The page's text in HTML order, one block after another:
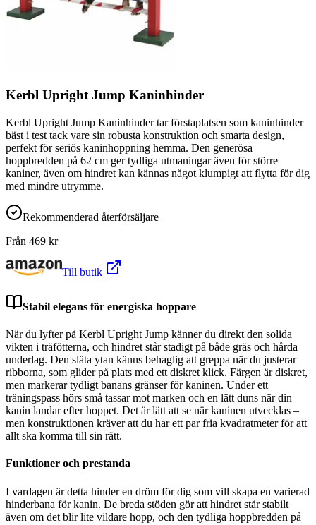
Kerbl Upright Jump Kaninhinder
Kerbl Upright Jump Kaninhinder tar förstaplatsen som kaninhinder
bäst i test tack vare sin robusta konstruktion och smarta design,
perfekt för seriös kaninhoppning hemma. Den generösa
hoppbredden på 62 cm ger tydliga utmaningar även för större
kaniner, även om hindret kan kännas något klumpigt att flytta för dig
med mindre utrymme.
Rekommenderad återförsäljare
Från 469 kr
Till butik
Stabil elegans för energiska hoppare
När du lyfter på Kerbl Upright Jump känner du direkt den solida
vikten i träfötterna, och hindret står stadigt på både gräs och hårda
underlag. Den släta ytan känns behaglig att greppa när du justerar
ribborna, som glider på plats med ett diskret klick. Färgen är diskret,
men markerar tydligt banans gränser för kaninen. Under ett
träningspass hörs små tassar mot marken och en lätt duns när din
kanin landar efter hoppet. Det är lätt att se när kaninen utvecklas –
men konstruktionen kräver att du har ett par fria kvadratmeter för att
allt ska komma till sin rätt.
Funktioner och prestanda
I vardagen är detta hinder en dröm för dig som vill skapa en varierad
hinderbana för kanin. De breda stöden gör att hindret står stabilt
även om det blir lite vildare hopp, och den tydliga hoppbredden på